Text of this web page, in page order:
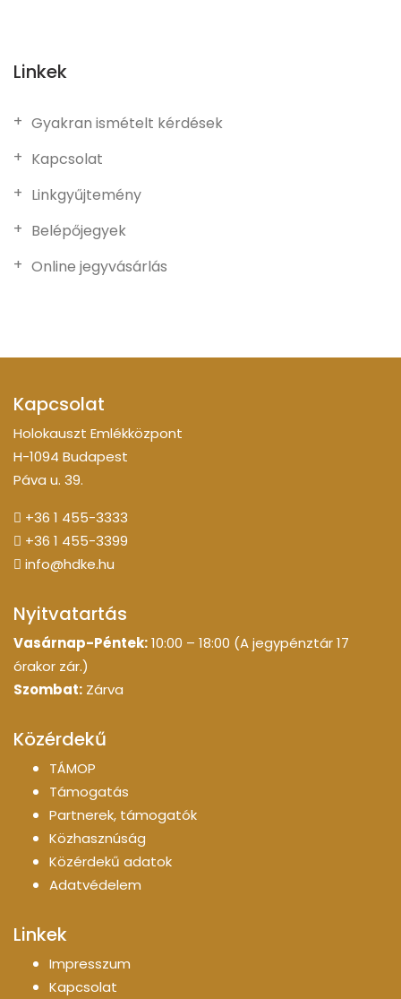
Linkek
Gyakran ismételt kérdések
Kapcsolat
Linkgyűjtemény
Belépőjegyek
Online jegyvásárlás
Kapcsolat
Holokauszt Emlékközpont
H-1094 Budapest
Páva u. 39.
+36 1 455-3333
+36 1 455-3399
info@hdke.hu
Nyitvatartás
Vasárnap-Péntek:10:00 – 18:00 (A jegypénztár 17
órakor zár.)
Szombat: Zárva
Közérdekű
TÁMOP
Támogatás
Partnerek, támogatók
Közhasznúság
Közérdekű adatok
Adatvédelem
Linkek
Impresszum
Kapcsolat